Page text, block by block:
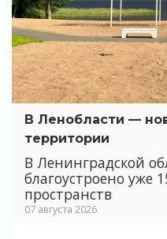
В Ленобласти —
территории
В Ленинградской
благоустроено уже
пространств
07 августа 2026